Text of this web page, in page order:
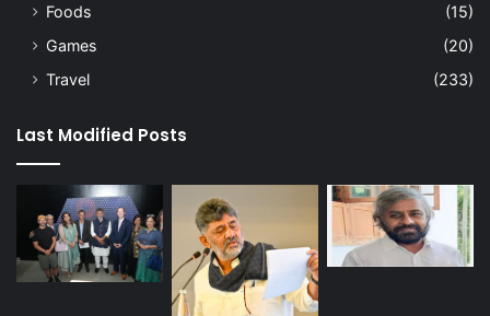
Foods
(15)
Games
(20)
Travel
(233)
Last Modified Posts